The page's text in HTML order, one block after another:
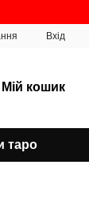
Вхід
Мій кошик
таро